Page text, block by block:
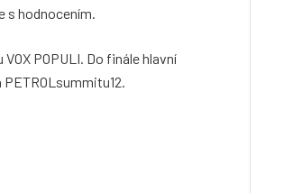
s hodnocením.
POPULI. Do finále hlavní